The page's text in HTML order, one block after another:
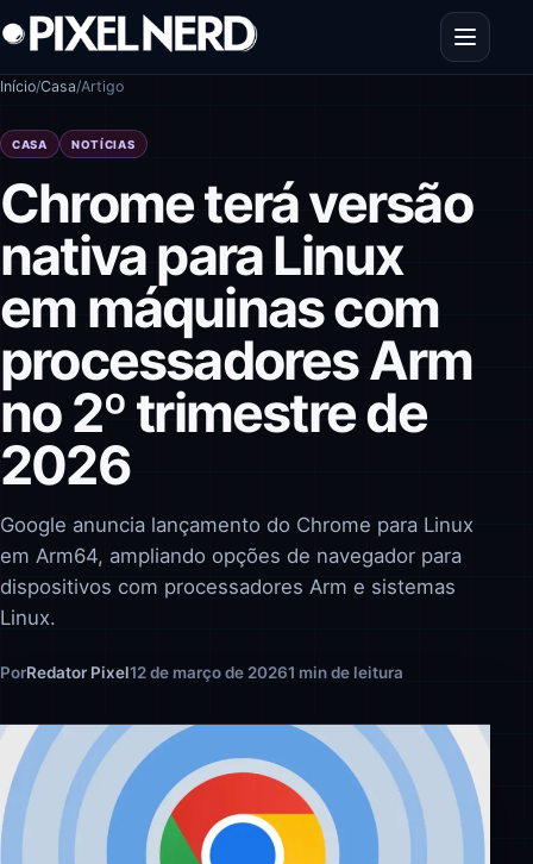
Pular para o conteúdo
Abrir
Início/Casa/Artigo
CASA NOTÍCIAS
Chrome terá versão
nativa para Linux
em máquinas com
processadores Arm
no 2º trimestre de
2026
Google anuncia lançamento do Chrome para Linux
em Arm64, ampliando opções de navegador para
dispositivos com processadores Arm e sistemas
Linux.
PorRedator Pixel12 de março de 20261 min de leitura